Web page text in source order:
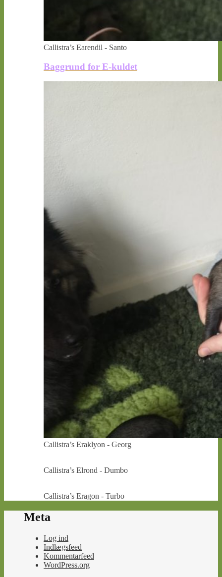
Callistra’s Earendil - Santo
Baggrund for E-kuldet
Callistra’s Eraklyon - Georg
Callistra’s Elrond - Dumbo
Callistra’s Eragon - Turbo
Meta
Log ind
Indlægsfeed
Kommentarfeed
WordPress.org